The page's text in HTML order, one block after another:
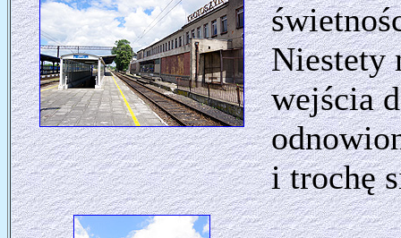
Niestety
wejścia
i trochę